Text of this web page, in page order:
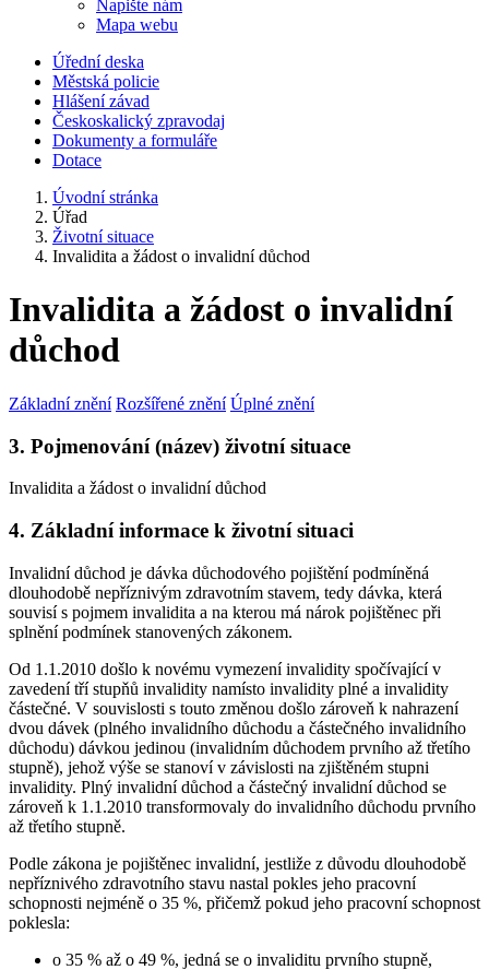
Napište nám
Mapa webu
Úřední deska
Městská policie
Hlášení závad
Českoskalický zpravodaj
Dokumenty a formuláře
Dotace
Úvodní stránka
Úřad
Životní situace
Invalidita a žádost o invalidní důchod
Invalidita a žádost o invalidní
důchod
Základní znění Rozšířené znění Úplné znění
3. Pojmenování (název) životní situace
Invalidita a žádost o invalidní důchod
4. Základní informace k životní situaci
Invalidní důchod je dávka důchodového pojištění podmíněná
dlouhodobě nepříznivým zdravotním stavem, tedy dávka, která
souvisí s pojmem invalidita a na kterou má nárok pojištěnec při
splnění podmínek stanovených zákonem.
Od 1.1.2010 došlo k novému vymezení invalidity spočívající v
zavedení tří stupňů invalidity namísto invalidity plné a invalidity
částečné. V souvislosti s touto změnou došlo zároveň k nahrazení
dvou dávek (plného invalidního důchodu a částečného invalidního
důchodu) dávkou jedinou (invalidním důchodem prvního až třetího
stupně), jehož výše se stanoví v závislosti na zjištěném stupni
invalidity. Plný invalidní důchod a částečný invalidní důchod se
zároveň k 1.1.2010 transformovaly do invalidního důchodu prvního
až třetího stupně.
Podle zákona je pojištěnec invalidní, jestliže z důvodu dlouhodobě
nepříznivého zdravotního stavu nastal pokles jeho pracovní
schopnosti nejméně o 35 %, přičemž pokud jeho pracovní schopnost
poklesla:
o 35 % až o 49 %, jedná se o invaliditu prvního stupně,